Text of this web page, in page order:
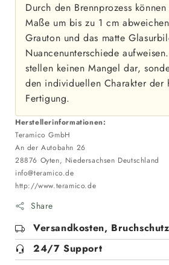
Durch den Brennprozess
Maße um bis zu 1 cm
Grauton und das matte
Nuancenunterschiede
stellen keinen Mangel dar,
den individuellen Charakter der
Fertigung.
Herstellerinformationen:
Teramico GmbH
An der Autobahn 26
28876 Oyten, Niedersachsen Deutschland
info@teramico.de
http://www.teramico.de
Share
Versandkosten,
24/7 Support